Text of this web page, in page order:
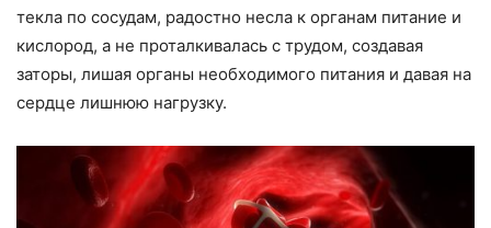
текла по сосудам, радостно несла к органам питание и
кислород, а не проталкивалась с трудом, создавая
заторы, лишая органы необходимого питания и давая на
сердце лишнюю нагрузку.